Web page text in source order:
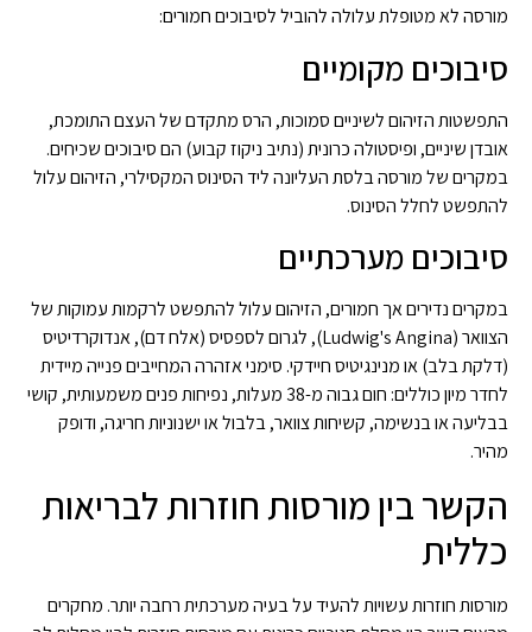
מורסה לא מטופלת עלולה להוביל לסיבוכים חמורים:
סיבוכים מקומיים
התפשטות הזיהום לשיניים סמוכות, הרס מתקדם של העצם התומכת,
אובדן שיניים, ופיסטולה כרונית (נתיב ניקוז קבוע) הם סיבוכים שכיחים.
במקרים של מורסה בלסת העליונה ליד הסינוס המקסילרי, הזיהום עלול
להתפשט לחלל הסינוס.
סיבוכים מערכתיים
במקרים נדירים אך חמורים, הזיהום עלול להתפשט לרקמות עמוקות של
הצוואר (Ludwig's Angina), לגרום לספסיס (אלח דם), אנדוקרדיטיס
(דלקת בלב) או מנינגיטיס חיידקי. סימני אזהרה המחייבים פנייה מיידית
לחדר מיון כוללים: חום גבוה מ-38 מעלות, נפיחות פנים משמעותית, קושי
בבליעה או בנשימה, קשיחות צוואר, בלבול או ישנוניות חריגה, ודופק
מהיר.
הקשר בין מורסות חוזרות לבריאות
כללית
מורסות חוזרות עשויות להעיד על בעיה מערכתית רחבה יותר. מחקרים